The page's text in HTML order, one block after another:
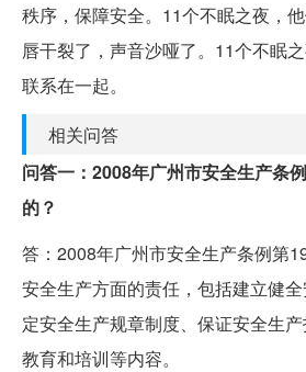
秩序，保障安全。11个不眠之夜，
唇干裂了，声音沙哑了。11个不眠
联系在一起。
相关问答
问答一：2008年广州市安全生产条
的？
答：2008年广州市安全生产条例第
安全生产方面的责任，包括建立健
定安全生产规章制度、保证安全生
教育和培训等内容。